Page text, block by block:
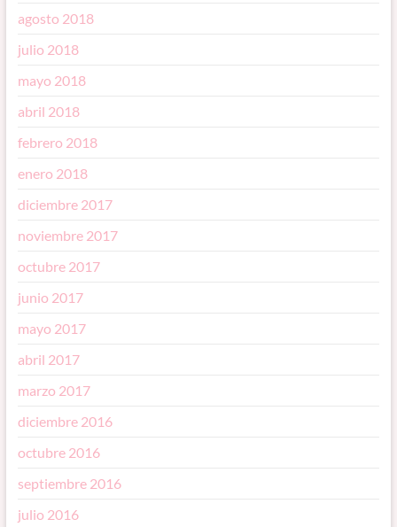
agosto 2018
julio 2018
mayo 2018
abril 2018
febrero 2018
enero 2018
diciembre 2017
noviembre 2017
octubre 2017
junio 2017
mayo 2017
abril 2017
marzo 2017
diciembre 2016
octubre 2016
septiembre 2016
julio 2016